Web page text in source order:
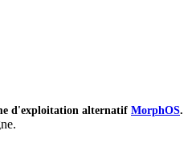
d'exploitation alternatif MorphOS.